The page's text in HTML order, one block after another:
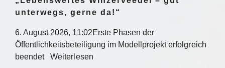
unterwegs, gerne da!“
6. August 2026, 11:02Erste Phasen der
Öffentlichkeitsbeteiligung im Modellprojekt erfolgreich
beendet Weiterlesen